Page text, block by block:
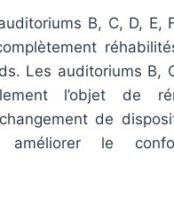
B, C, D, E,
Les auditoriums B,
l’objet de
de
améliorer le